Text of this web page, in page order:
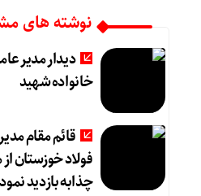
نوشته های
دیدار مدیر
خانواده شهید
قائم مقام
فولاد خوزستان
چذابه بازدید نمود